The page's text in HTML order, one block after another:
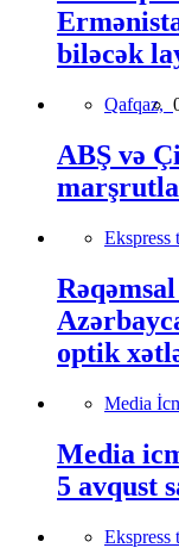
biləcək
Qafqaz,
ABŞ və
Ekspress
optik
Media
Media
5 avqust
Ekspress